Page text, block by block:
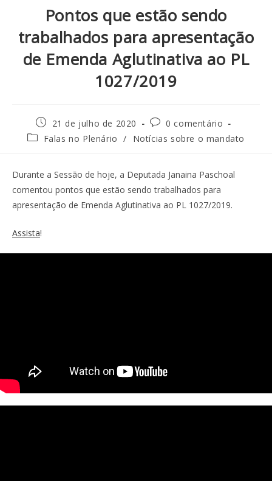
Pontos que estão sendo
trabalhados para apresentação
de Emenda Aglutinativa ao PL
1027/2019
21 de julho de 2020
0 comentário
Falas no Plenário / Notícias sobre o mandato
Durante a Sessão de hoje, a Deputada Janaina Paschoal
comentou pontos que estão sendo trabalhados para
apresentação de Emenda Aglutinativa ao PL 1027/2019.
Assista!